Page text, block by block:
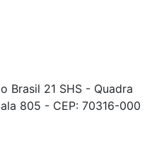
Brasil 21 SHS - Quadra
805 - CEP: 70316-000